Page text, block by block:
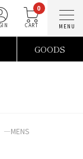
0
GOODS
―MENS